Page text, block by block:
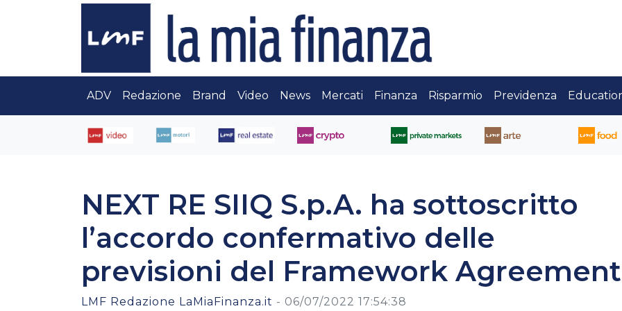
ADV Redazione Brand Video News Mercati Finanza Risparmio Previdenza
NEXT RE SIIQ S.p.A. ha sottoscritto
l’accordo confermativo delle
previsioni del Framework Agreement
LMF Redazione LaMiaFinanza.it - 06/07/2022 17:54:38